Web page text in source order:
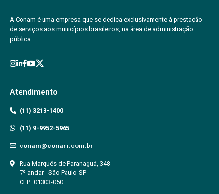
A Conam é uma empresa que se dedica exclusivamente à prestação
de serviços aos municípios brasileiros, na área de administração
pública.
Atendimento
(11) 3218-1400
(11) 9-9952-5965
conam@conam.com.br
Rua Marquês de Paranaguá, 348
7º andar - São Paulo-SP
CEP.: 01303-050